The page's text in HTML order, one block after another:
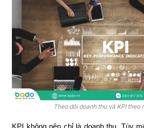
Theo dõi doanh thu và KPI theo
KPI không nên chỉ là doanh thu. Tùy